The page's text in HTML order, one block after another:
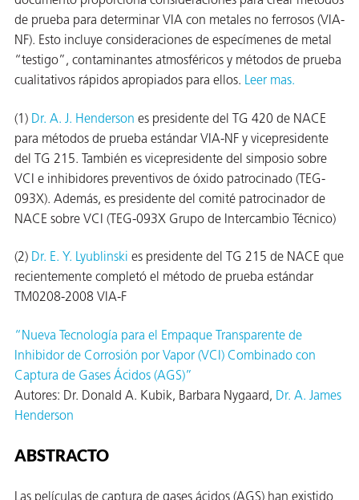
de prueba para determinar VIA con metales no ferrosos (VIA-
NF). Esto incluye consideraciones de especímenes de metal
“testigo”, contaminantes atmosféricos y métodos de prueba
cualitativos rápidos apropiados para ellos. Leer mas.
(1) Dr. A. J. Henderson es presidente del TG 420 de NACE
para métodos de prueba estándar VIA-NF y vicepresidente
del TG 215. También es vicepresidente del simposio sobre
VCI e inhibidores preventivos de óxido patrocinado (TEG-
093X). Además, es presidente del comité patrocinador de
NACE sobre VCI (TEG-093X Grupo de Intercambio Técnico)
(2) Dr. E. Y. Lyublinski es presidente del TG 215 de NACE que
recientemente completó el método de prueba estándar
TM0208-2008 VIA-F
“Nueva Tecnología para el Empaque Transparente de
Inhibidor de Corrosión por Vapor (VCI) Combinado con
Captura de Gases Ácidos (AGS)”
Autores: Dr. Donald A. Kubik, Barbara Nygaard, Dr. A. James
Henderson
ABSTRACTO
de